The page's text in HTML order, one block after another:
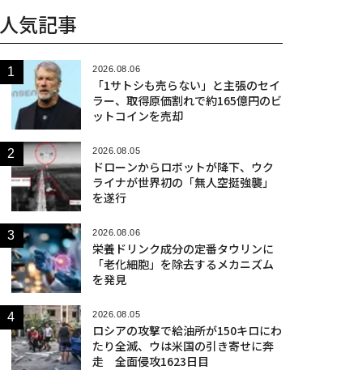
人気記事
2026.08.06
「1サトシも売らない」と主張のセイ
ラー、取得原価割れで約165億円のビ
ットコインを売却
2026.08.05
ドローンからロボットが降下、ウク
ライナが世界初の「無人空挺強襲」
を遂行
2026.08.06
栄養ドリンク成分の定番タウリンに
「老化細胞」を除去するメカニズム
を発見
2026.08.05
ロシアの攻撃で給油所が150キロにわ
たり全滅、ウは米国の引き寄せに奔
走 全面侵攻1623日目